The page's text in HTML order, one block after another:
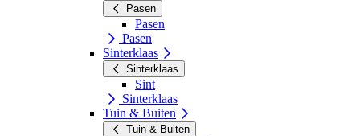
Pasen
Pasen
Pasen
Sinterklaas
Sinterklaas
Sint
Sinterklaas
Tuin & Buiten
Tuin & Buiten